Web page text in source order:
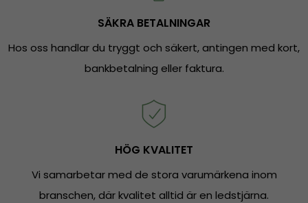
SÄKRA BETALNINGAR
Hos oss handlar du tryggt och säkert, antingen med kort,
bankbetalning eller faktura.
HÖG KVALITET
Vi samarbetar med de stora varumärkena inom
branschen, där kvalitet alltid är en ledstjärna.